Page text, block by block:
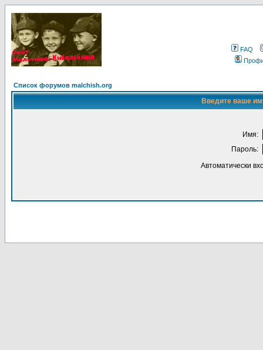
FAQ
Список форумов malchish.org
Введите ваше
Имя:
Пароль:
Автоматически